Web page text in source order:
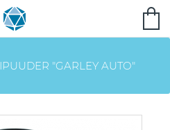
"GARLEY AUTO"